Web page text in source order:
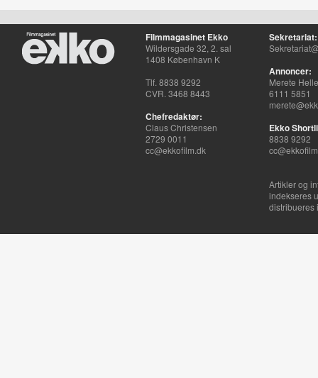
Filmmagasinet Ekko
Wildersgade 32, 2. sal
1408 København K
Tlf. 8838 9292
CVR. 3468 8443
Chefredaktør:
Claus Christensen
2729 0011
cc@ekkofilm.dk
Sekretariat:
Annoncer:
Merete
6111 5851
Ekko
8838 9292
Artikler og
indekseres
distribueres